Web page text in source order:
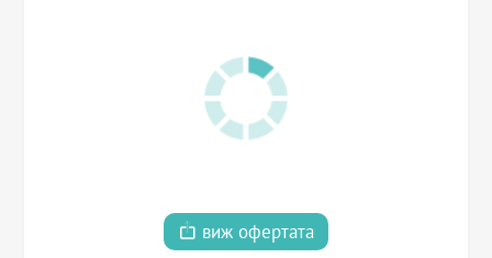
виж офертата